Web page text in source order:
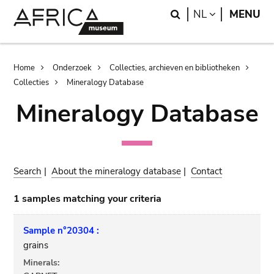
Search
NL LANGUAGE
MENU
Breadcrumb
Home Onderzoek
Collecties, archieven en bibliotheken
Collecties
Mineralogy Database
Mineralogy Database
Search |About the mineralogy database | Contact
1 samples matching your criteria
Sample n°20304 :
grains
Minerals: